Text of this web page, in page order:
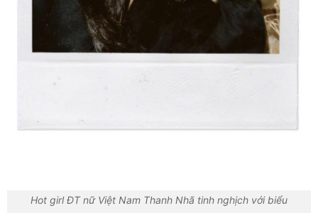
Hot girl ĐT nữ Việt Nam Thanh Nhã tinh nghịch với biểu